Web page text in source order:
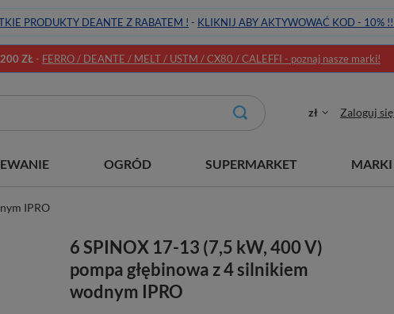
PRODUKTY DEANTE Z RABATEM ! - KLIKNIJ ABY AKTYWOWAĆ KOD - 10%
ZŁ- FERRO / DEANTE / MELT / USTM / CX80 / CALEFFI - poznaj nasze marki!
zł Zaloguj się
OGRÓD SUPERMARKET MARKI
IPRO
6 SPINOX 17-13 (7,5 kW, 400 V)
pompa głębinowa z 4 silnikiem
wodnym IPRO